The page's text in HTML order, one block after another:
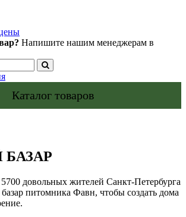
Напишите нашим менеджерам в
Каталог товаров
довольных жителей Санкт-Петербурга
питомника Фавн, чтобы создать дома